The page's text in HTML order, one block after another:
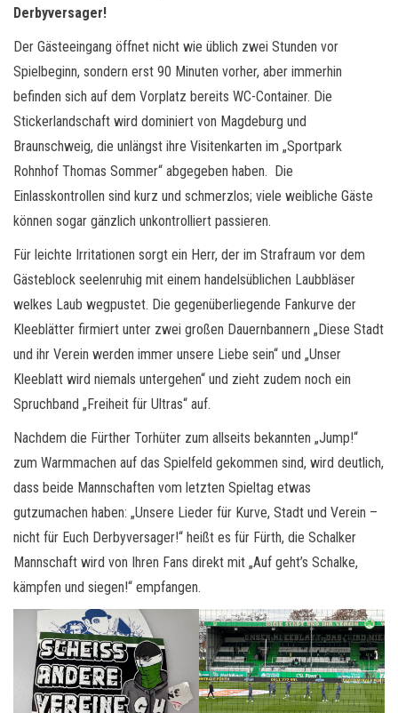
Derbyversager!
Der Gästeeingang öffnet nicht wie üblich zwei Stunden vor
Spielbeginn, sondern erst 90 Minuten vorher, aber immerhin
befinden sich auf dem Vorplatz bereits WC-Container. Die
Stickerlandschaft wird dominiert von Magdeburg und
Braunschweig, die unlängst ihre Visitenkarten im „Sportpark
Rohnhof Thomas Sommer“ abgegeben haben. Die
Einlasskontrollen sind kurz und schmerzlos; viele weibliche Gäste
können sogar gänzlich unkontrolliert passieren.
Für leichte Irritationen sorgt ein Herr, der im Strafraum vor dem
Gästeblock seelenruhig mit einem handelsüblichen Laubbläser
welkes Laub wegpustet. Die gegenüberliegende Fankurve der
Kleeblätter firmiert unter zwei großen Dauernbannern „Diese Stadt
und ihr Verein werden immer unsere Liebe sein“ und „Unser
Kleeblatt wird niemals untergehen“ und zieht zudem noch ein
Spruchband „Freiheit für Ultras“ auf.
Nachdem die Fürther Torhüter zum allseits bekannten „Jump!“
zum Warmmachen auf das Spielfeld gekommen sind, wird deutlich,
dass beide Mannschaften vom letzten Spieltag etwas
gutzumachen haben: „Unsere Lieder für Kurve, Stadt und Verein –
nicht für Euch Derbyversager!“ heißt es für Fürth, die Schalker
Mannschaft wird von Ihren Fans direkt mit „Auf geht’s Schalke,
kämpfen und siegen!“ empfangen.